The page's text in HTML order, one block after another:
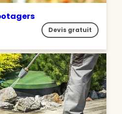
Devis gratuit